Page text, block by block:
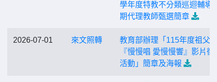
學年度特教不分類巡迴輔導
期代理教師甄選簡章
2026-07-01 來文照轉
教育部辦理「115年度祖父
『慢慢唱 愛慢慢響』影片徵
活動」簡章及海報